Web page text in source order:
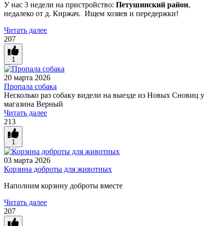
У нас 3 недели на пристройство: Петушинский район,
недалеко от д. Киржач. Ищем хозяев и передержки!
Читать далее
207
1
20 марта 2026
Пропала собака
Несколько раз собаку видели на выезде из Новых Сновиц у
магазина Верный
Читать далее
213
1
03 марта 2026
Корзина доброты для животных
Наполним корзину доброты вместе
Читать далее
207